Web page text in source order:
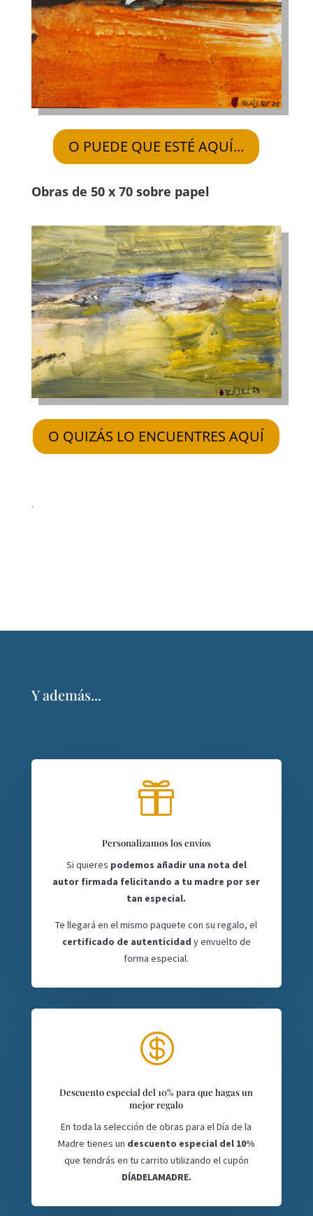
O PUEDE QUE ESTÉ AQUÍ...
Obras de 50 x 70 sobre papel
O QUIZÁS LO ENCUENTRES AQUÍ
.
Y además...

Personalizamos los envíos
Si quieres podemos añadir una nota del
autor firmada felicitando a tu madre por ser
tan especial.
Te llegará en el mismo paquete con su regalo, el
certificado de autenticidad y envuelto de
forma especial.

Descuento especial del 10% para que hagas un
mejor regalo
En toda la selección de obras para el Día de la
Madre tienes un descuento especial del 10%
que tendrás en tu carrito utilizando el cupón
DÍADELAMADRE.